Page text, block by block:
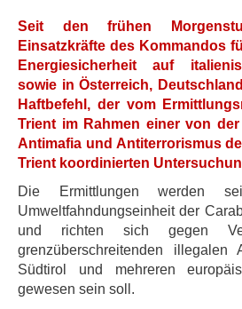
Seit den frühen
Einsatzkräfte des Kommandos
Energiesicherheit auf
sowie in Österreich,
Haftbefehl, der vom
Trient im Rahmen einer von
Antimafia und Antiterrorismus
Trient koordinierten
Die Ermittlungen werden
Umweltfahndungseinheit der
und richten sich gegen
grenzüberschreitenden illegalen
Südtirol und mehreren
gewesen sein soll.